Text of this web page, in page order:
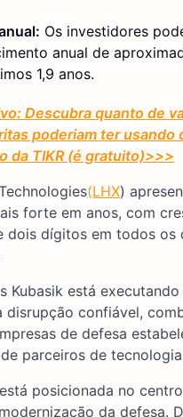
Os investidores
anual de
1,9 anos.
Descubra quanto de
poderiam ter usando
da TIKR (é gratuito)>>>
(LHX)
forte em anos, com
dois dígitos em todos os
Kubasik está
disrupção confiável,
de defesa
parceiros de
posicionada no
da defesa.